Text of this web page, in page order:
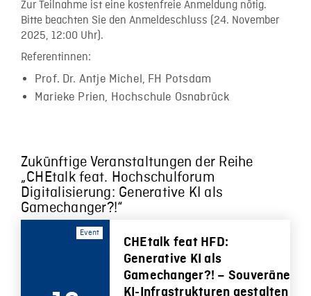
Zur Teilnahme ist eine kostenfreie Anmeldung nötig.
Bitte beachten Sie den Anmeldeschluss (24. November
2025, 12:00 Uhr).
Referentinnen:
Prof. Dr. Antje Michel, FH Potsdam
Marieke Prien, Hochschule Osnabrück
Zukünftige Veranstaltungen der Reihe
„CHEtalk feat. Hochschulforum
Digitalisierung: Generative KI als
Gamechanger?!“
Event
CHEtalk feat HFD:
Generative KI als
Gamechanger?! – Souveräne
KI-Infrastrukturen gestalten